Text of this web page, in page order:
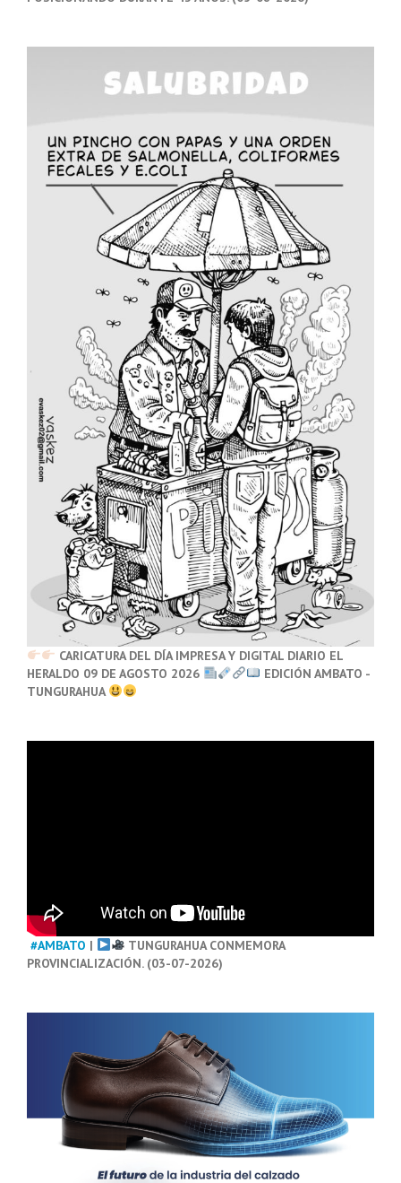
CARICATURA DEL DÍA IMPRESA Y DIGITAL DIARIO EL
HERALDO 09 DE AGOSTO 2026
EDICIÓN AMBATO -
TUNGURAHUA
#AMBATO |
TUNGURAHUA CONMEMORA
PROVINCIALIZACIÓN. (03-07-2026)